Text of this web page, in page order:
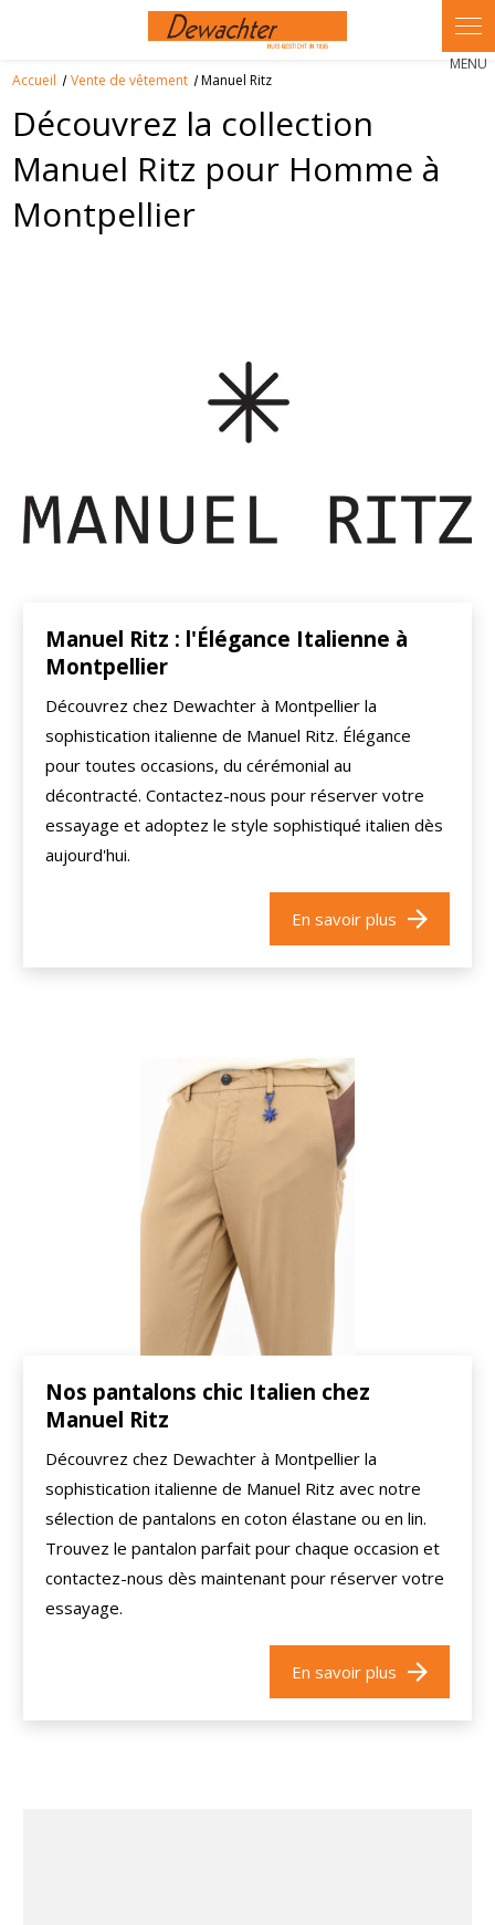
Accueil Vente de vêtement Manuel Ritz
Découvrez la collection
Manuel Ritz pour Homme à
Montpellier
Manuel Ritz : l'Élégance Italienne à
Montpellier
Découvrez chez Dewachter à Montpellier la
sophistication italienne de Manuel Ritz. Élégance
pour toutes occasions, du cérémonial au
décontracté. Contactez-nous pour réserver votre
essayage et adoptez le style sophistiqué italien dès
aujourd'hui.
En savoir plus
Nos pantalons chic Italien chez
Manuel Ritz
Découvrez chez Dewachter à Montpellier la
sophistication italienne de Manuel Ritz avec notre
sélection de pantalons en coton élastane ou en lin.
Trouvez le pantalon parfait pour chaque occasion et
contactez-nous dès maintenant pour réserver votre
essayage.
En savoir plus
Panneau de gestion des cookies